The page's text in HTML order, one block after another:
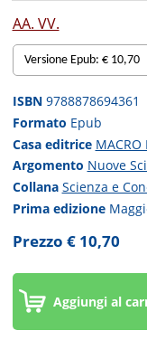
AA. VV.
Versione Epub: € 10,70
ISBN 9788878694361
Formato Epub
Casa editrice MACRO
Argomento Nuove
Collana Scienza e
Prima edizione
Prezzo € 10,70
Aggiungi al